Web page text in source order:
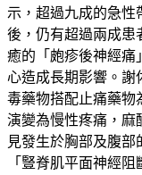
示，超過九成的急性
後，仍有超過兩成患
癒的「皰疹後神經痛
心造成長期影響。謝
毒藥物搭配止痛藥物
演變為慢性疼痛，麻
見發生於胸部及腹
「豎脊肌平面神經阻